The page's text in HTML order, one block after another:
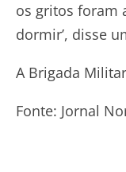
os gritos foram
dormir’, disse
A Brigada
Fonte: Jornal